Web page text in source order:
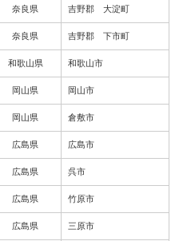
奈良県 吉野郡 大淀町
奈良県 吉野郡 下市町
和歌山県 和歌山市
岡山県 岡山市
岡山県 倉敷市
広島県 広島市
広島県 呉市
広島県 竹原市
広島県 三原市